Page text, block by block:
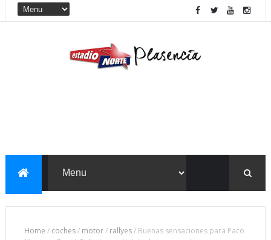
Home / coches/ motor/ rallyes/ Buenas sensaciones para Paco